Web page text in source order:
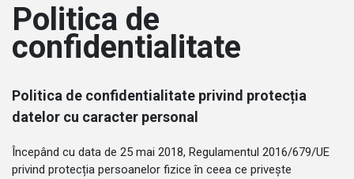
Politica de
confidentialitate
Politica de confidentialitate privind protecția
datelor cu caracter personal
Începând cu data de 25 mai 2018, Regulamentul 2016/679/UE
privind protecția persoanelor fizice în ceea ce privește